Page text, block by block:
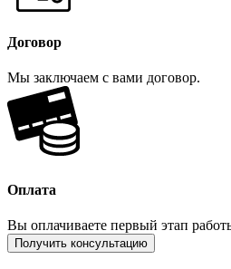
Договор
Мы заключаем с вами договор.
Оплата
Вы оплачиваете первый этап
Получить консультацию